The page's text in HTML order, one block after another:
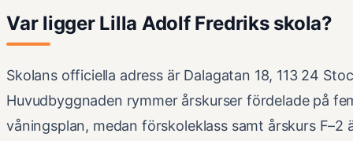
Var ligger Lilla Adolf Fredriks skola?
Skolans officiella adress är Dalagatan 18, 113 24
Huvudbyggnaden rymmer årskurser fördelade på
våningsplan, medan förskoleklass samt årskurs F–2